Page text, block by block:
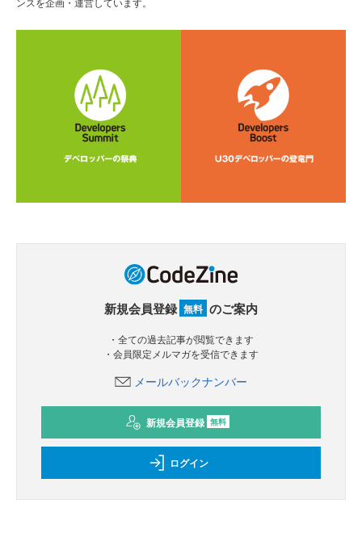
新規会員登録 無料 のご案内
・全ての過去記事が閲覧できます
・会員限定メルマガを受信できます
メールバックナンバー
新規会員登録 無料
ログイン